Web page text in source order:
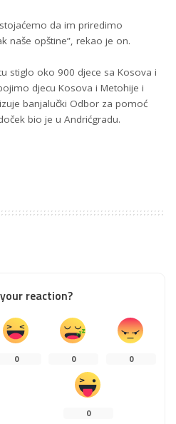
da im priredimo
naše opštine”, rekao je on.
stiglo oko 900 djece sa Kosova i
djecu Kosova i Metohije i
banjalučki Odbor za pomoć
bio je u Andrićgradu.
reaction?
0 0 0
0